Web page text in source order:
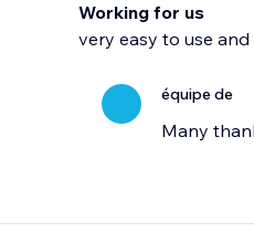
Working for us
very easy to use
équipe de
Many